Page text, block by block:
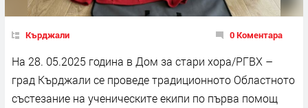
Кърджали 0 Коментара
На 28. 05.2025 година в Дом за стари хора/РГВХ –
град Кърджали се проведе традиционното Областното
състезание на ученическите екипи по първа помощ